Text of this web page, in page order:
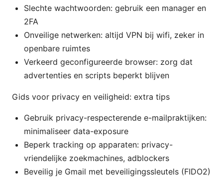
Slechte wachtwoorden: gebruik een manager en
2FA
Onveilige netwerken: altijd VPN bij wifi, zeker in
openbare ruimtes
Verkeerd geconfigureerde browser: zorg dat
advertenties en scripts beperkt blijven
Gids voor privacy en veiligheid: extra tips
Gebruik privacy-respecterende e-mailpraktijken:
minimaliseer data-exposure
Beperk tracking op apparaten: privacy-
vriendelijke zoekmachines, adblockers
Beveilig je Gmail met beveiligingssleutels (FIDO2)